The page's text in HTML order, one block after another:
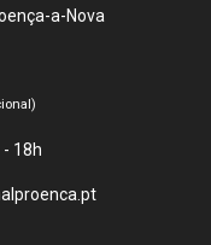
a-Nova
- 18h